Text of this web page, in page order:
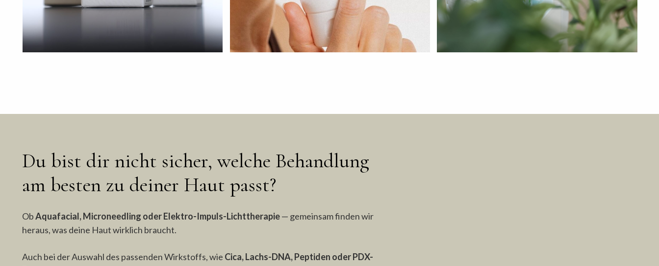
Du bist dir nicht sicher, welche Behandlung
am besten zu deiner Haut passt?
ObAquafacial, Microneedling oder Elektro-Impuls-Lichttherapie— gemeinsam finden wir
heraus, was deine Haut wirklich braucht.
Auch bei der Auswahl des passenden Wirkstoffs, wie Cica, Lachs-DNA, Peptiden oder PDX-